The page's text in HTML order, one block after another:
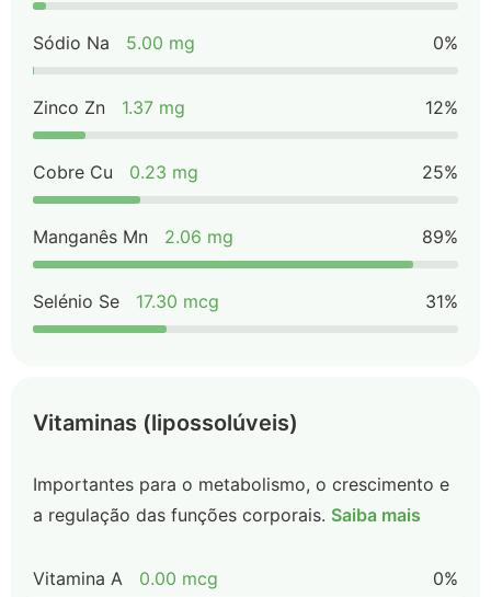
Sódio Na 5.00 mg 0%
Zinco Zn 1.37 mg 12%
Cobre Cu 0.23 mg 25%
Manganês Mn 2.06 mg 89%
Selénio Se 17.30 mcg 31%
Vitaminas (lipossolúveis)
Importantes para o metabolismo, o crescimento e
a regulação das funções corporais. Saiba mais
Vitamina A 0.00 mcg 0%